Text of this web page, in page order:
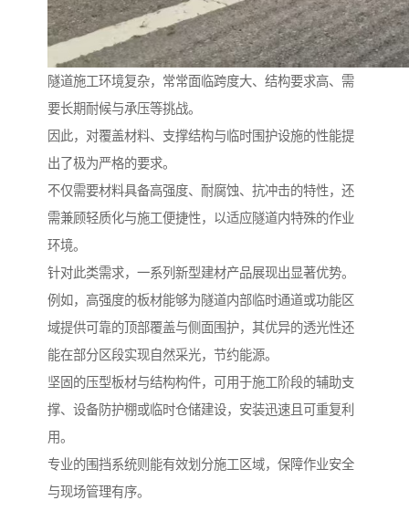
隧道施工环境复杂，常常面临跨度大、结构要求高、需
要长期耐候与承压等挑战。
因此，对覆盖材料、支撑结构与临时围护设施的性能提
出了极为严格的要求。
不仅需要材料具备高强度、耐腐蚀、抗冲击的特性，还
需兼顾轻质化与施工便捷性，以适应隧道内特殊的作业
环境。
针对此类需求，一系列新型建材产品展现出显著优势。
例如，高强度的板材能够为隧道内部临时通道或功能区
域提供可靠的顶部覆盖与侧面围护，其优异的透光性还
能在部分区段实现自然采光，节约能源。
坚固的压型板材与结构构件，可用于施工阶段的辅助支
撑、设备防护棚或临时仓储建设，安装迅速且可重复利
用。
专业的围挡系统则能有效划分施工区域，保障作业安全
与现场管理有序。